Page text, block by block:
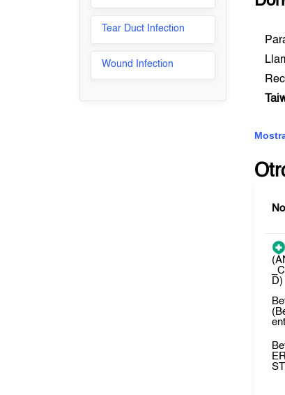
Tear Duct Infection
Wound Infection
D)